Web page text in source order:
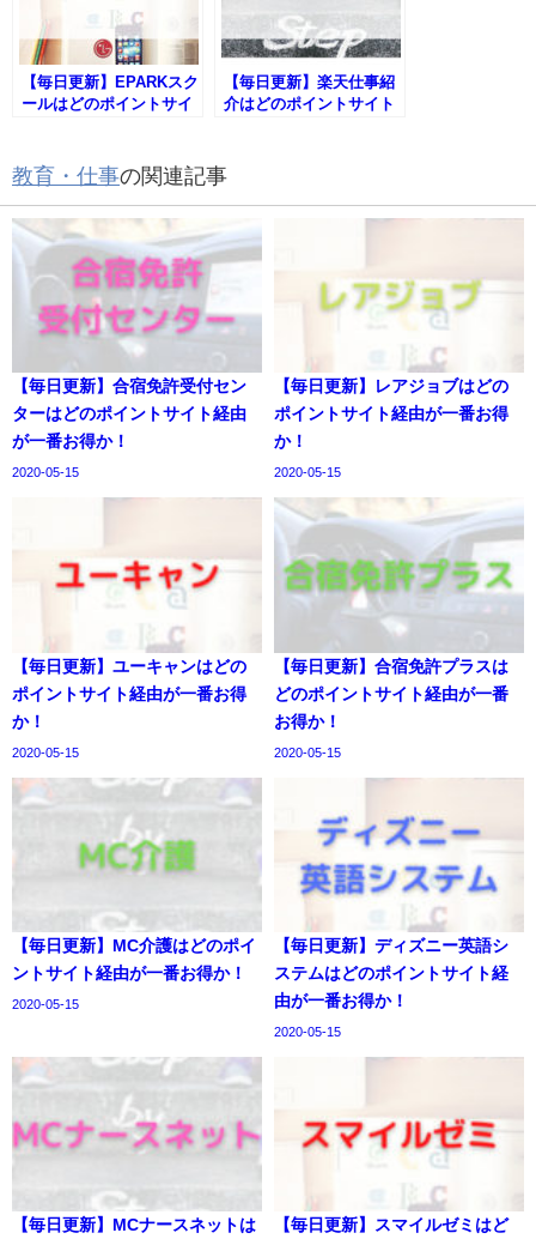
【毎日更新】EPARKスク
ールはどのポイントサイ
【毎日更新】楽天仕事紹
介はどのポイントサイト
教育・仕事の関連記事
【毎日更新】合宿免許受付セン
ターはどのポイントサイト経由
が一番お得か！
2020-05-15
【毎日更新】レアジョブはどの
ポイントサイト経由が一番お得
か！
2020-05-15
【毎日更新】ユーキャンはどの
ポイントサイト経由が一番お得
か！
2020-05-15
【毎日更新】合宿免許プラスは
どのポイントサイト経由が一番
お得か！
2020-05-15
【毎日更新】MC介護はどのポイ
ントサイト経由が一番お得か！
2020-05-15
【毎日更新】ディズニー英語シ
ステムはどのポイントサイト経
由が一番お得か！
2020-05-15
【毎日更新】MCナースネットは
【毎日更新】スマイルゼミはど